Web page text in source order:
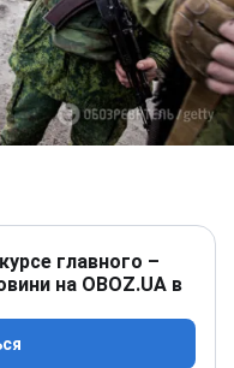
главного –
на OBOZ.UA в